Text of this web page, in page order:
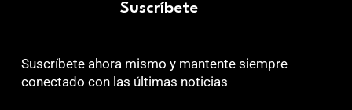
Suscríbete
Suscríbete ahora mismo y mantente siempre
conectado con las últimas noticias